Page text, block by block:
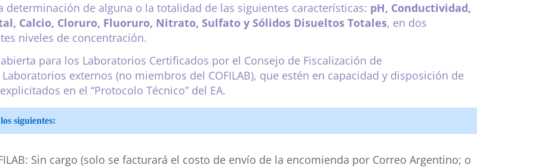
determinación de alguna o la totalidad de las siguientes características: pH, Conductividad,
Calcio, Cloruro, Fluoruro, Nitrato, Sulfato y Sólidos Disueltos Totales, en dos
niveles de concentración.
para los Laboratorios Certificados por el Consejo de Fiscalización de
Laboratorios externos (no miembros del COFILAB), que estén en capacidad y disposición de
en el “Protocolo Técnico” del EA.
siguientes:
Sin cargo (solo se facturará el costo de envío de la encomienda por Correo Argentino; o